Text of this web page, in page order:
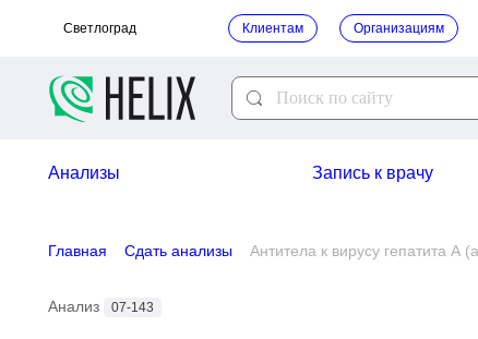
Светлоград Клиентам Организациям
Анализы Запись к врачу
Главная Сдать анализы Антитела к вирусу гепатита
Анализ 07-143